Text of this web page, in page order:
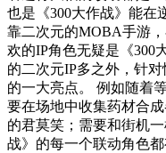
也是《300大作战》能在
靠二次元的MOBA手游
欢的IP角色无疑是《300
的二次元IP多之外，针对
的一大亮点。 例如随着
要在场地中收集药材合
的君莫笑；需要和街机
战》的每一个联动角色